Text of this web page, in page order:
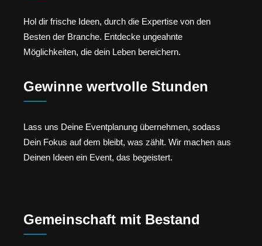
Hol dir frische Ideen, durch die Expertise von den
Besten der Branche. Entdecke ungeahnte
Möglichkeiten, die dein Leben bereichern.
Gewinne wertvolle Stunden
Lass uns Deine Eventplanung übernehmen, sodass
Dein Fokus auf dem bleibt, was zählt. Wir machen aus
Deinen Ideen ein Event, das begeistert.
Gemeinschaft mit Bestand